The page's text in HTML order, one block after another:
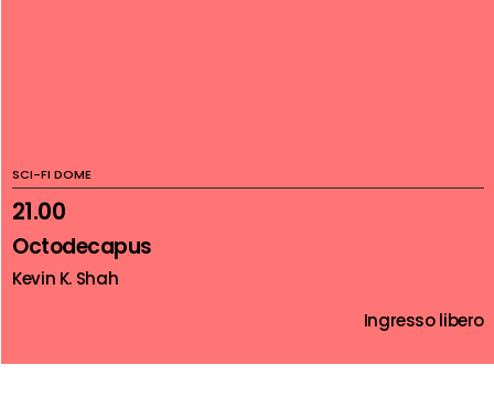
SCI-FI DOME
21.00
Octodecapus
Kevin K. Shah
Ingresso libero